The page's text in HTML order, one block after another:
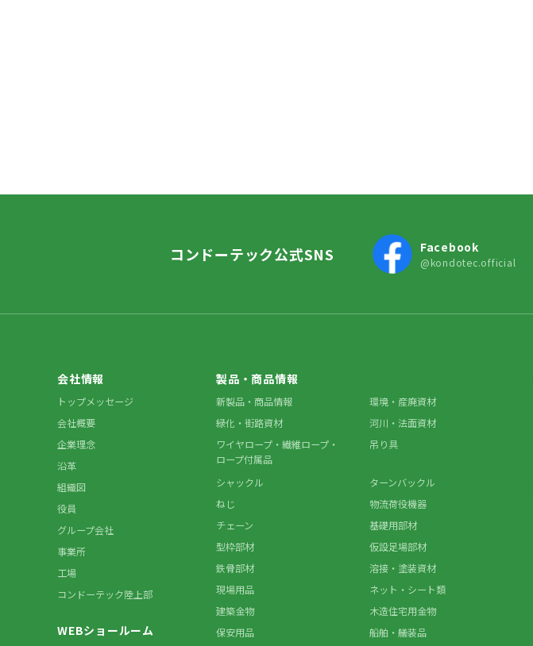
コンドーテック公式SNS Facebook
@kondotec.official
会社情報
トップメッセージ
会社概要
企業理念
沿革
組織図
役員
グループ会社
事業所
工場
コンドーテック陸上部
WEBショールーム
製品・商品情報
新製品・商品情報
環境・産廃資材
緑化・街路資材
河川・法面資材
ワイヤロープ・繊維ロープ・
ロープ付属品
吊り具
シャックル
ターンバックル
ねじ
物流荷役機器
チェーン
基礎用部材
型枠部材
仮設足場部材
鉄骨部材
溶接・塗装資材
現場用品
ネット・シート類
建築金物
木造住宅用金物
保安用品
船舶・艤装品